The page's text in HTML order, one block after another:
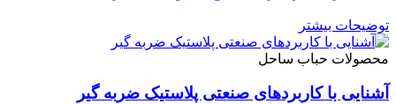
توضیحات بیشتر
محصولات حباب ساحل
آشنایی با کاربردهای صنعتی پلاستیک ضربه گیر